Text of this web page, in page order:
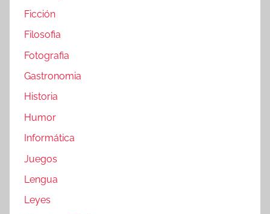
Ficción
Filosofia
Fotografia
Gastronomia
Historia
Humor
Informática
Juegos
Lengua
Leyes